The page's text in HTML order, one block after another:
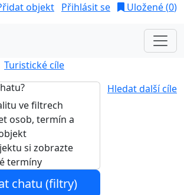
objekt Přihlásit se Uložené (0)
Turistické cíle
Hledat další cíle
ve filtrech
osob, termín a
si zobrazte
termíny
chatu (filtry)